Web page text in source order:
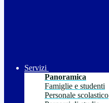
Servizi
Panoramica
Famiglie e studenti
Personale scolastico